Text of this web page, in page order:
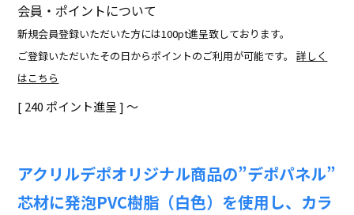
会員・ポイントについて
新規会員登録いただいた方には100pt進呈致しております。
ご登録いただいたその日からポイントのご利用が可能です。詳しく
はこちら
[ 240 ポイント進呈 ] 〜
アクリルデポオリジナル商品の”デポパネル”
芯材に発泡PVC樹脂（白色）を使用し、カラ